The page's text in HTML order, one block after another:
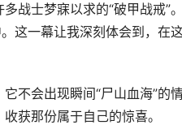
战士梦寐以求的“破甲战戒”
这一幕让我深刻体会到，在
不会出现瞬间“尸山血海”的
获那份属于自己的惊喜。